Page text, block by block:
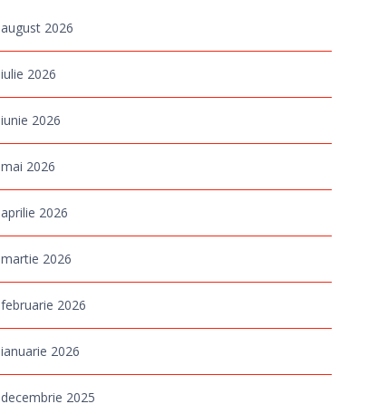
august 2026
iulie 2026
iunie 2026
mai 2026
aprilie 2026
martie 2026
februarie 2026
ianuarie 2026
decembrie 2025